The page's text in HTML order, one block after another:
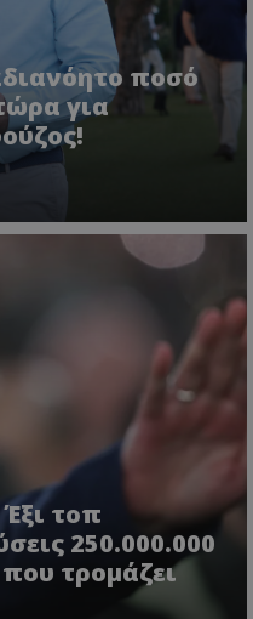
ποσό
για
τοπ
250.000.000
τρομάζει